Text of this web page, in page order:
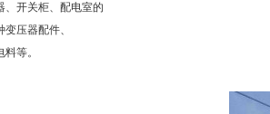
开关柜、配电室的
压器配件、
等。